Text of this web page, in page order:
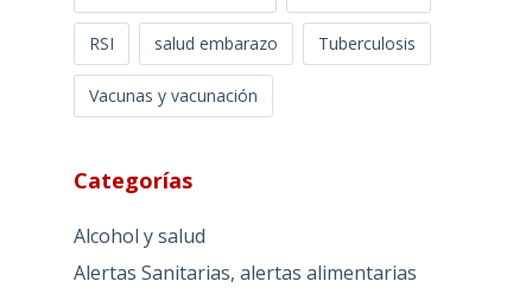
RSI salud embarazo Tuberculosis
Vacunas y vacunación
Categorías
Alcohol y salud
Alertas Sanitarias, alertas alimentarias